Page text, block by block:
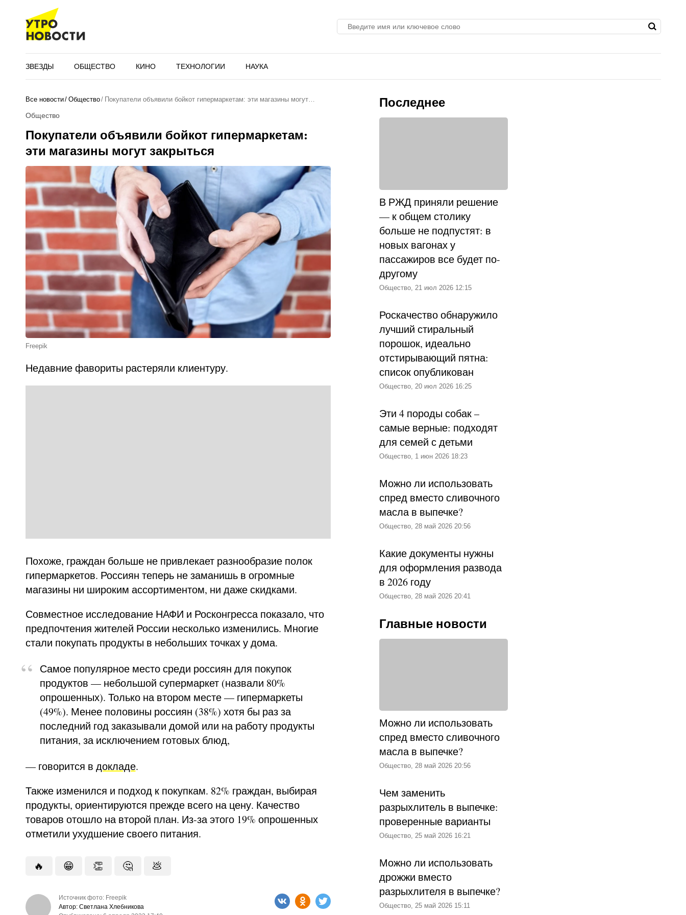
ЗВЕЗДЫ ОБЩЕСТВО КИНО ТЕХНОЛОГИИ НАУКА
Все новости Общество Покупатели объявили бойкот гипермаркетам: эти магазины могут…
Общество
Покупатели объявили бойкот гипермаркетам:
эти магазины могут закрыться
Freepik
Недавние фавориты растеряли клиентуру.
Похоже, граждан больше не привлекает разнообразие полок
гипермаркетов. Россиян теперь не заманишь в огромные
магазины ни широким ассортиментом, ни даже скидками.
Совместное исследование НАФИ и Росконгресса показало, что
предпочтения жителей России несколько изменились. Многие
стали покупать продукты в небольших точках у дома.
Самое популярное место среди россиян для покупок
продуктов — небольшой супермаркет (назвали 80%
опрошенных). Только на втором месте — гипермаркеты
(49%). Менее половины россиян (38%) хотя бы раз за
последний год заказывали домой или на работу продукты
питания, за исключением готовых блюд,
— говорится в докладе.
Также изменился и подход к покупкам. 82% граждан, выбирая
продукты, ориентируются прежде всего на цену. Качество
товаров отошло на второй план. Из-за этого 19% опрошенных
отметили ухудшение своего питания.
🔥 😁 👏 🤔 💩
Источник фото: Freepik
Автор: Светлана Хлебникова
Последнее
В РЖД приняли решение
— к общем столику
больше не подпустят: в
новых вагонах у
пассажиров все будет по-
другому
Общество, 21 июл 2026 12:15
Роскачество обнаружило
лучший стиральный
порошок, идеально
отстирывающий пятна:
список опубликован
Общество, 20 июл 2026 16:25
Эти 4 породы собак –
самые верные: подходят
для семей с детьми
Общество, 1 июн 2026 18:23
Можно ли использовать
спред вместо сливочного
масла в выпечке?
Общество, 28 май 2026 20:56
Какие документы нужны
для оформления развода
в 2026 году
Общество, 28 май 2026 20:41
Главные новости
Можно ли использовать
спред вместо сливочного
масла в выпечке?
Общество, 28 май 2026 20:56
Чем заменить
разрыхлитель в выпечке:
проверенные варианты
Общество, 25 май 2026 16:21
Можно ли использовать
дрожжи вместо
разрыхлителя в выпечке?
Общество, 25 май 2026 15:11